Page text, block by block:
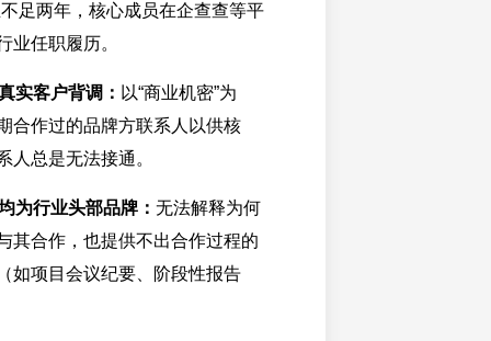
足两年，核心成员在企查查等平
业任职履历。
实客户背调： 以“商业机密”为
合作过的品牌方联系人以供核
人总是无法接通。
为行业头部品牌： 无法解释为何
其合作，也提供不出合作过程的
如项目会议纪要、阶段性报告